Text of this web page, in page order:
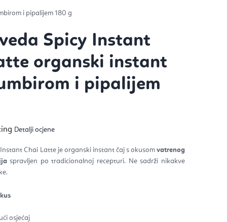
i pipalijem 180 g
Spicy Instant
organski instant
i pipalijem
Detalji ocjene
Chai Latte je organski instant čaj s okusomvatrenog
spravljen potradicionalnoj recepturi. Ne sadrži nikakve
osjećaj